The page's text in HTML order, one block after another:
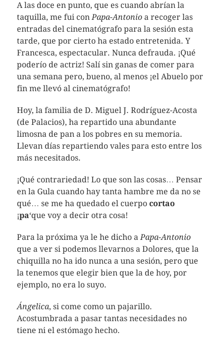
A las doce en punto, que es cuando abrían la
taquilla, me fui conPapa-Antonioa recoger las
entradas del cinematógrafo para la sesión esta
tarde, que por cierto ha estado entretenida. Y
Francesca, espectacular. Nunca defrauda. ¡Qué
poderío de actriz! Salí sin ganas de comer para
una semana pero, bueno, al menos ¡el Abuelo por
fin me llevó al cinematógrafo!
Hoy, la familia de D. Miguel J. Rodríguez-Acosta
(de Palacios), ha repartido una abundante
limosna de pan a los pobres en su memoria.
Llevan días repartiendo vales para esto entre los
más necesitados.
¡Qué contrariedad! Lo que son las cosas… Pensar
en la Gula cuando hay tanta hambre me da no se
qué… se me ha quedado el cuerpo cortao
¡pa‘que voy a decir otra cosa!
Para la próxima ya le he dicho aPapa-Antonio
que a ver si podemos llevarnos a Dolores, que la
chiquilla no ha ido nunca a una sesión, pero que
la tenemos que elegir bien que la de hoy, por
ejemplo, no era lo suyo.
Ángelica, si come como un pajarillo.
Acostumbrada a pasar tantas necesidades no
tiene ni el estómago hecho.